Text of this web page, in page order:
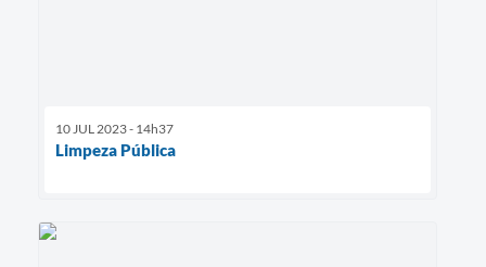
10 JUL 2023 - 14h37
Limpeza Pública